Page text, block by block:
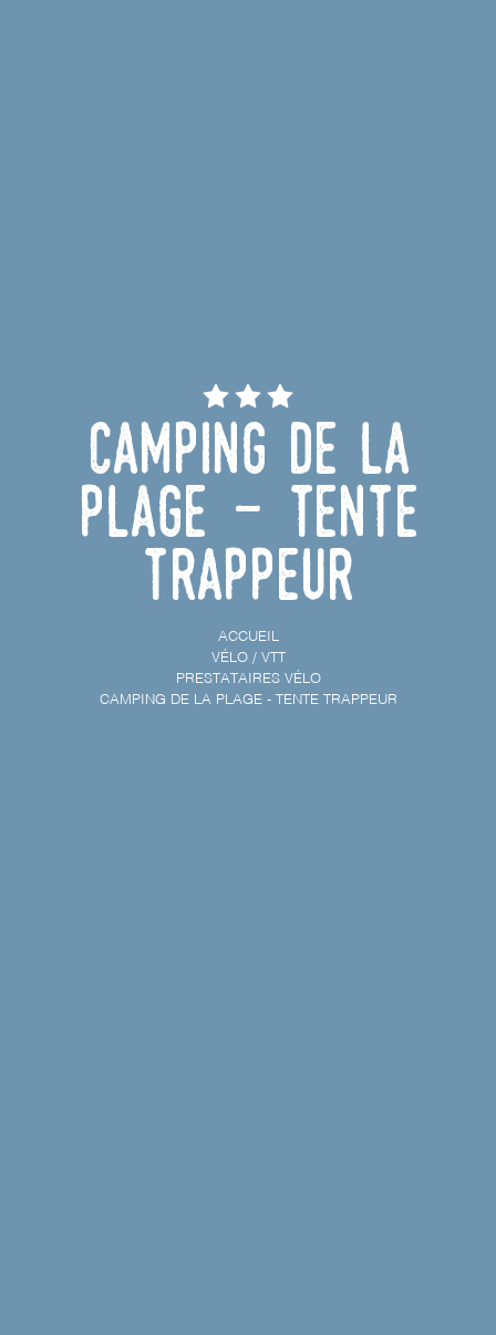
Camping de la
Plage - Tente
trappeur
ACCUEIL
VÉLO / VTT
PRESTATAIRES VÉLO
CAMPING DE LA PLAGE - TENTE TRAPPEUR